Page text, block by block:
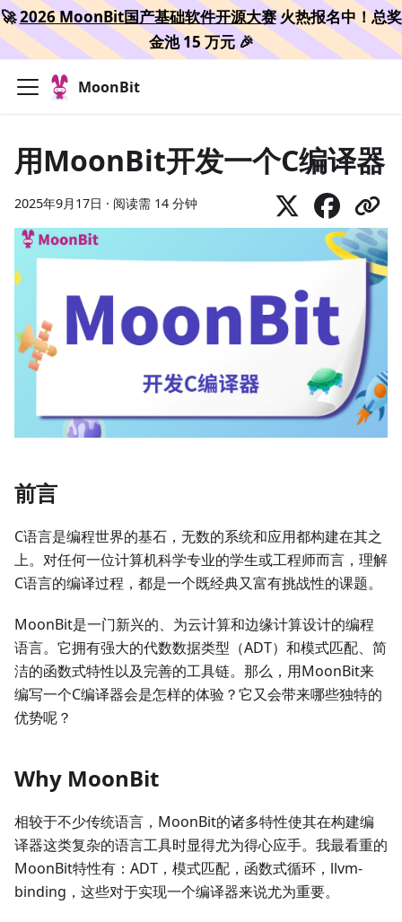
🚀2026 MoonBit国产基础软件开源大赛火热报名中！总奖
金池 15 万元 🎉
MoonBit
用MoonBit开发一个C编译器
2025年9月17日 · 阅读需 14 分钟
前言
C语言是编程世界的基石，无数的系统和应用都构建在其之
上。对任何一位计算机科学专业的学生或工程师而言，理解
C语言的编译过程，都是一个既经典又富有挑战性的课题。
MoonBit是一门新兴的、为云计算和边缘计算设计的编程
语言。它拥有强大的代数数据类型（ADT）和模式匹配、简
洁的函数式特性以及完善的工具链。那么，用MoonBit来
编写一个C编译器会是怎样的体验？它又会带来哪些独特的
优势呢？
Why MoonBit
相较于不少传统语言，MoonBit的诸多特性使其在构建编
译器这类复杂的语言工具时显得尤为得心应手。我最看重的
MoonBit特性有：ADT，模式匹配，函数式循环，llvm-
binding，这些对于实现一个编译器来说尤为重要。